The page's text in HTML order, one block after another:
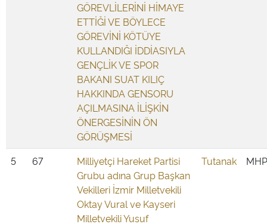
GÖREVLİLERİNİ HİMAYE
ETTİĞİ VE BÖYLECE
GÖREVİNİ KÖTÜYE
KULLANDIĞI İDDİASIYLA
GENÇLİK VE SPOR
BAKANI SUAT KILIÇ
HAKKINDA GENSORU
AÇILMASINA İLİŞKİN
ÖNERGESİNİN ÖN
GÖRÜŞMESİ
5 67
Milliyetçi Hareket Partisi
Grubu adına Grup Başkan
Vekilleri İzmir Milletvekili
Oktay Vural ve Kayseri
Milletvekili Yusuf
Tutanak MHP